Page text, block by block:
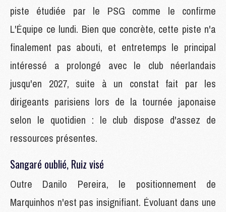
piste étudiée par le PSG comme le confirme
L'Équipe ce lundi. Bien que concrète, cette piste n'a
finalement pas abouti, et entretemps le principal
intéressé a prolongé avec le club néerlandais
jusqu'en 2027, suite à un constat fait par les
dirigeants parisiens lors de la tournée japonaise
selon le quotidien : le club dispose d'assez de
ressources présentes.
Sangaré oublié, Ruiz visé
Outre Danilo Pereira, le positionnement de
Marquinhos n'est pas insignifiant. Évoluant dans une